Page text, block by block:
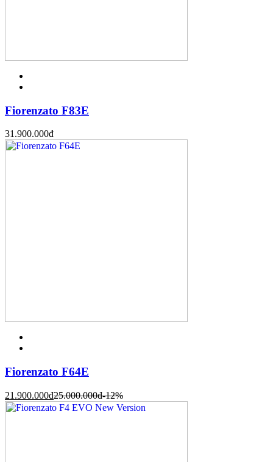
Fiorenzato F83E
31.900.000đ
Fiorenzato F64E
21.900.000đ25.000.000đ-12%